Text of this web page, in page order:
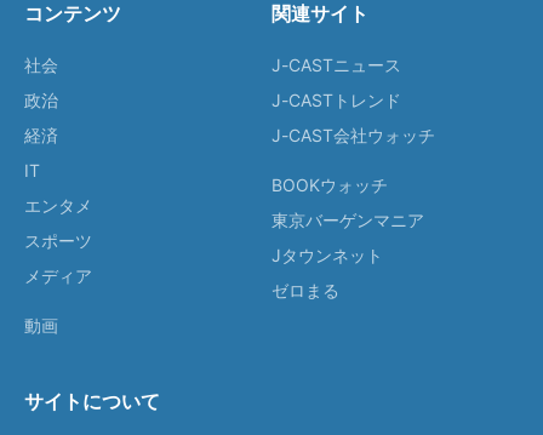
コンテンツ
社会
政治
経済
IT
エンタメ
スポーツ
メディア
動画
関連サイト
J-CASTニュース
J-CASTトレンド
J-CAST会社ウォッチ
BOOKウォッチ
東京バーゲンマニア
Jタウンネット
ゼロまる
サイトについて